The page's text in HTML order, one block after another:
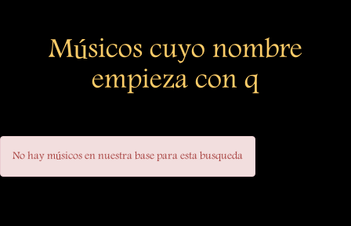
Músicos cuyo nombre
empieza con q
No hay músicos en nuestra base para esta busqueda